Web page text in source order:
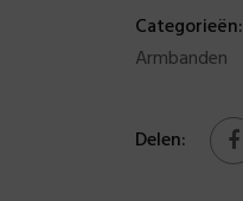
Categorieën:
Armbanden
Delen: